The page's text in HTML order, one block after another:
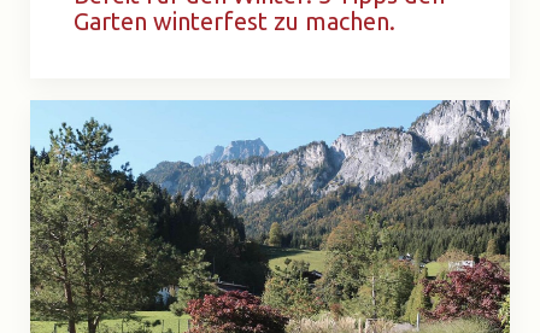
Garten winterfest zu machen.